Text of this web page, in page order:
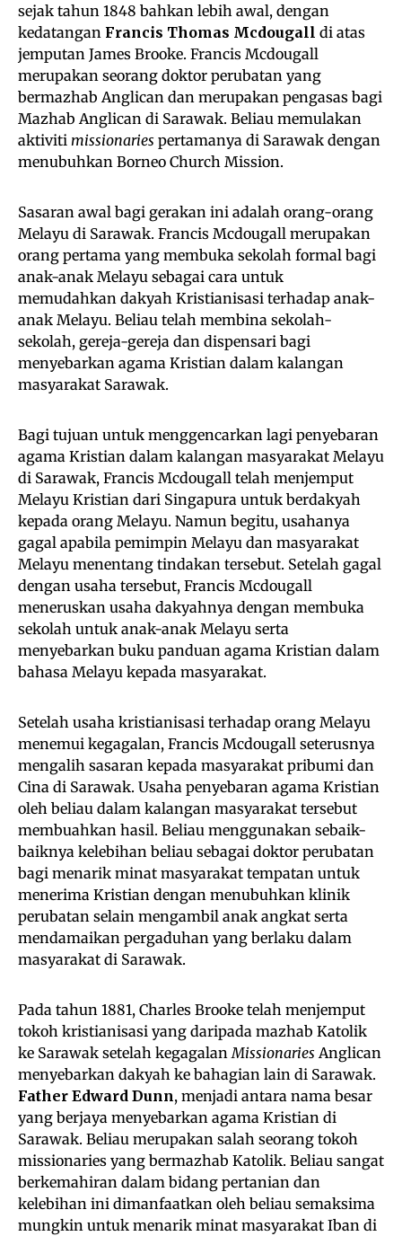
sejak tahun 1848 bahkan lebih awal, dengan
kedatangan Francis Thomas Mcdougall di atas
jemputan James Brooke. Francis Mcdougall
merupakan seorang doktor perubatan yang
bermazhab Anglican dan merupakan pengasas bagi
Mazhab Anglican di Sarawak. Beliau memulakan
aktiviti missionaries pertamanya di Sarawak dengan
menubuhkan Borneo Church Mission.
Sasaran awal bagi gerakan ini adalah orang-orang
Melayu di Sarawak. Francis Mcdougall merupakan
orang pertama yang membuka sekolah formal bagi
anak-anak Melayu sebagai cara untuk
memudahkan dakyah Kristianisasi terhadap anak-
anak Melayu. Beliau telah membina sekolah-
sekolah, gereja-gereja dan dispensari bagi
menyebarkan agama Kristian dalam kalangan
masyarakat Sarawak.
Bagi tujuan untuk menggencarkan lagi penyebaran
agama Kristian dalam kalangan masyarakat Melayu
di Sarawak, Francis Mcdougall telah menjemput
Melayu Kristian dari Singapura untuk berdakyah
kepada orang Melayu. Namun begitu, usahanya
gagal apabila pemimpin Melayu dan masyarakat
Melayu menentang tindakan tersebut. Setelah gagal
dengan usaha tersebut, Francis Mcdougall
meneruskan usaha dakyahnya dengan membuka
sekolah untuk anak-anak Melayu serta
menyebarkan buku panduan agama Kristian dalam
bahasa Melayu kepada masyarakat.
Setelah usaha kristianisasi terhadap orang Melayu
menemui kegagalan, Francis Mcdougall seterusnya
mengalih sasaran kepada masyarakat pribumi dan
Cina di Sarawak. Usaha penyebaran agama Kristian
oleh beliau dalam kalangan masyarakat tersebut
membuahkan hasil. Beliau menggunakan sebaik-
baiknya kelebihan beliau sebagai doktor perubatan
bagi menarik minat masyarakat tempatan untuk
menerima Kristian dengan menubuhkan klinik
perubatan selain mengambil anak angkat serta
mendamaikan pergaduhan yang berlaku dalam
masyarakat di Sarawak.
Pada tahun 1881, Charles Brooke telah menjemput
tokoh kristianisasi yang daripada mazhab Katolik
ke Sarawak setelah kegagalanMissionaries Anglican
menyebarkan dakyah ke bahagian lain di Sarawak.
Father Edward Dunn, menjadi antara nama besar
yang berjaya menyebarkan agama Kristian di
Sarawak. Beliau merupakan salah seorang tokoh
missionaries yang bermazhab Katolik. Beliau sangat
berkemahiran dalam bidang pertanian dan
kelebihan ini dimanfaatkan oleh beliau semaksima
mungkin untuk menarik minat masyarakat Iban di